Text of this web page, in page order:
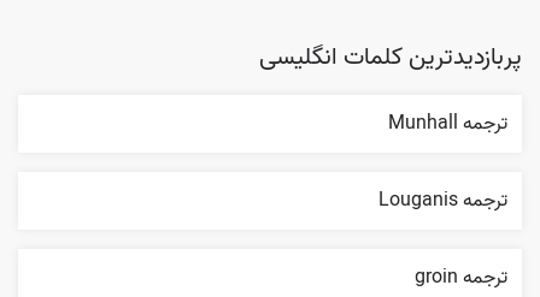
پربازدیدترین کلمات انگلیسی
ترجمه Munhall
ترجمه Louganis
ترجمه groin